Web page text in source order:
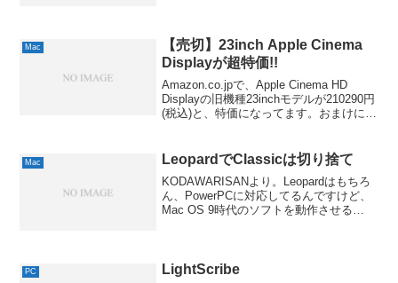
Mac
【売切】23inch Apple Cinema
Displayが超特価!!
Amazon.co.jpで、Apple Cinema HD
Displayの旧機種23inchモデルが210290円
(税込)と、特価になってます。おまけに、
り...
Mac LeopardでClassicは切り捨て
KODAWARISANより。Leopardはもちろ
ん、PowerPCに対応してるんですけど、
Mac OS 9時代のソフトを動作させる
PC LightScribe